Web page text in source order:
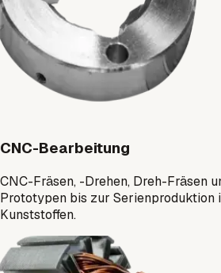
CNC-Bearbeitung
CNC-Fräsen, -Drehen, Dreh-Fräsen
Prototypen bis zur Serienproduktion
Kunststoffen.